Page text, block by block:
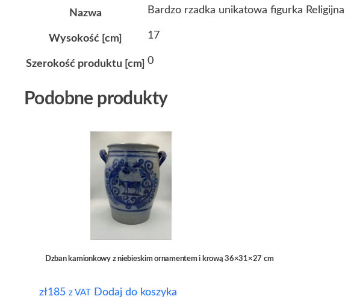
Nazwa Bardzo rzadka unikatowa figurka
Wysokość [cm] 17
Szerokość produktu [cm] 0
Podobne produkty
Dzban kamionkowy z niebieskim ornamentem i krową 36×31×27 cm
zł185 z VAT Dodaj do koszyka